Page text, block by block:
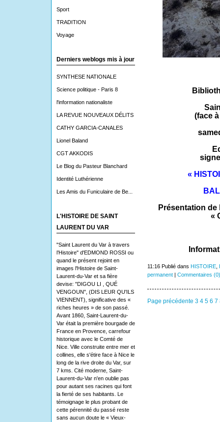
Sport
TRADITION
Voyage
Derniers weblogs mis à jour
SYNTHESE NATIONALE
Science politique - Paris 8
l'information nationaliste
LA REVUE NOUVEAUX DÉLITS
CATHY GARCIA-CANALES
Lionel Baland
CGT AKKODIS
Le Blog du Pasteur Blanchard
Identité Luthérienne
Les Amis du Funiculaire de Be...
L'HISTOIRE DE SAINT
LAURENT DU VAR
"Saint Laurent du Var à travers
l’Histoire" d'EDMOND ROSSI ou
quand le présent rejoint en
images l'Histoire de Saint-
Laurent-du-Var et sa fière
devise: "DIGOU LI , QUÉ
VENGOUN", (DIS LEUR QU'ILS
VIENNENT), significative des «
riches heures » de son passé.
Avant 1860, Saint-Laurent-du-
Var était la première bourgade de
France en Provence, carrefour
historique avec le Comté de
Nice. Ville construite entre mer et
collines, elle s'étire face à Nice le
long de la rive droite du Var, sur
7 kms. Cité moderne, Saint-
Laurent-du-Var n'en oublie pas
pour autant ses racines qui font
la fierté de ses habitants. Le
témoignage le plus probant de
cette pérennité du passé reste
sans aucun doute le « Vieux-
(face
«
Présentation de
«
11:16 Publié dans HISTOIRE,
permanent| Commentaires (0)
Page précédente 3 4 5 6 7